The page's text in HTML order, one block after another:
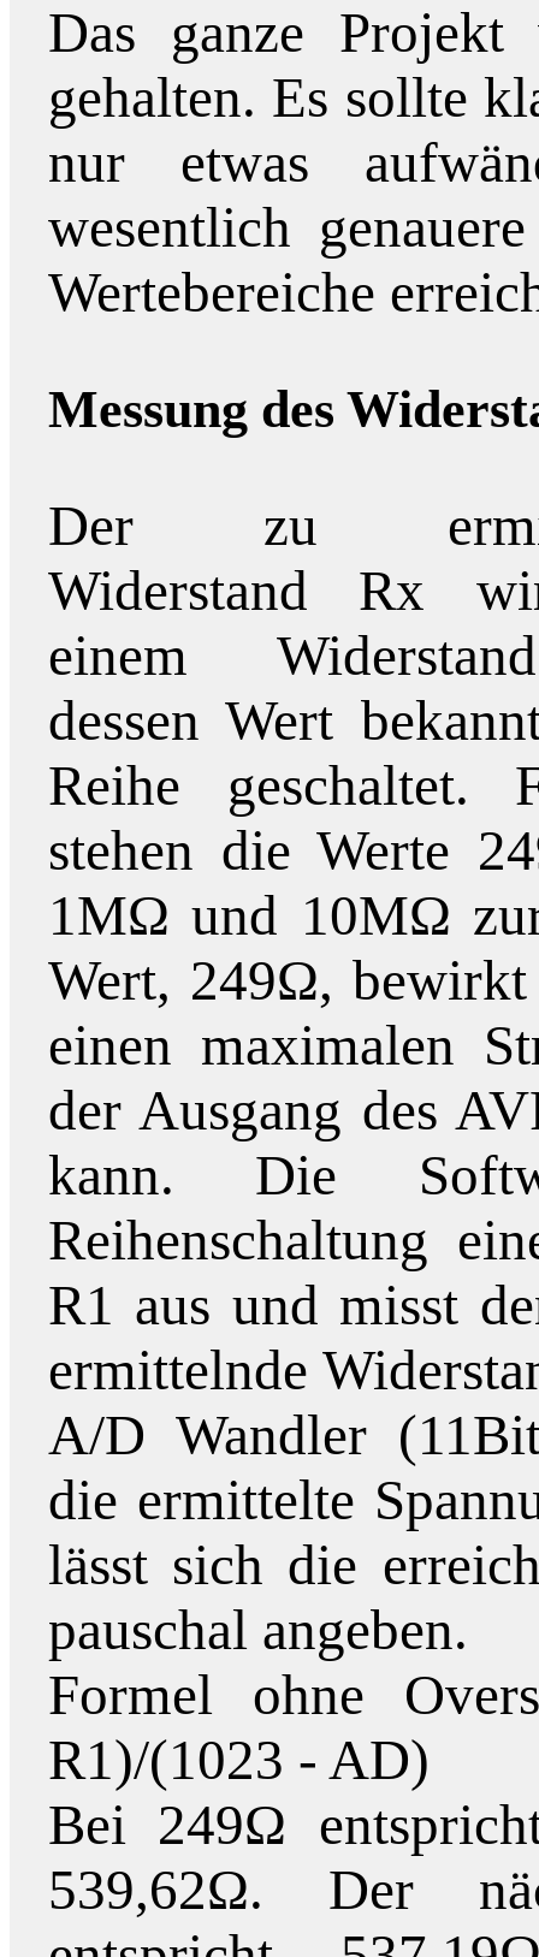
Das ganze Projekt
gehalten. Es sollte
nur etwas
wesentlich
Wertebereiche
Messung des
Der zu
Widerstand Rx
einem
dessen Wert
Reihe geschaltet.
stehen die Werte
1MΩ und 10MΩ
Wert, 249Ω, bewirkt
einen maximalen
der Ausgang des
kann. Die
Reihenschaltung
R1 aus und misst
ermittelnde
A/D Wandler
die ermittelte
lässt sich die
pauschal angeben.
Formel ohne
R1)/(1023 - AD)
Bei 249Ω
539,62Ω. Der